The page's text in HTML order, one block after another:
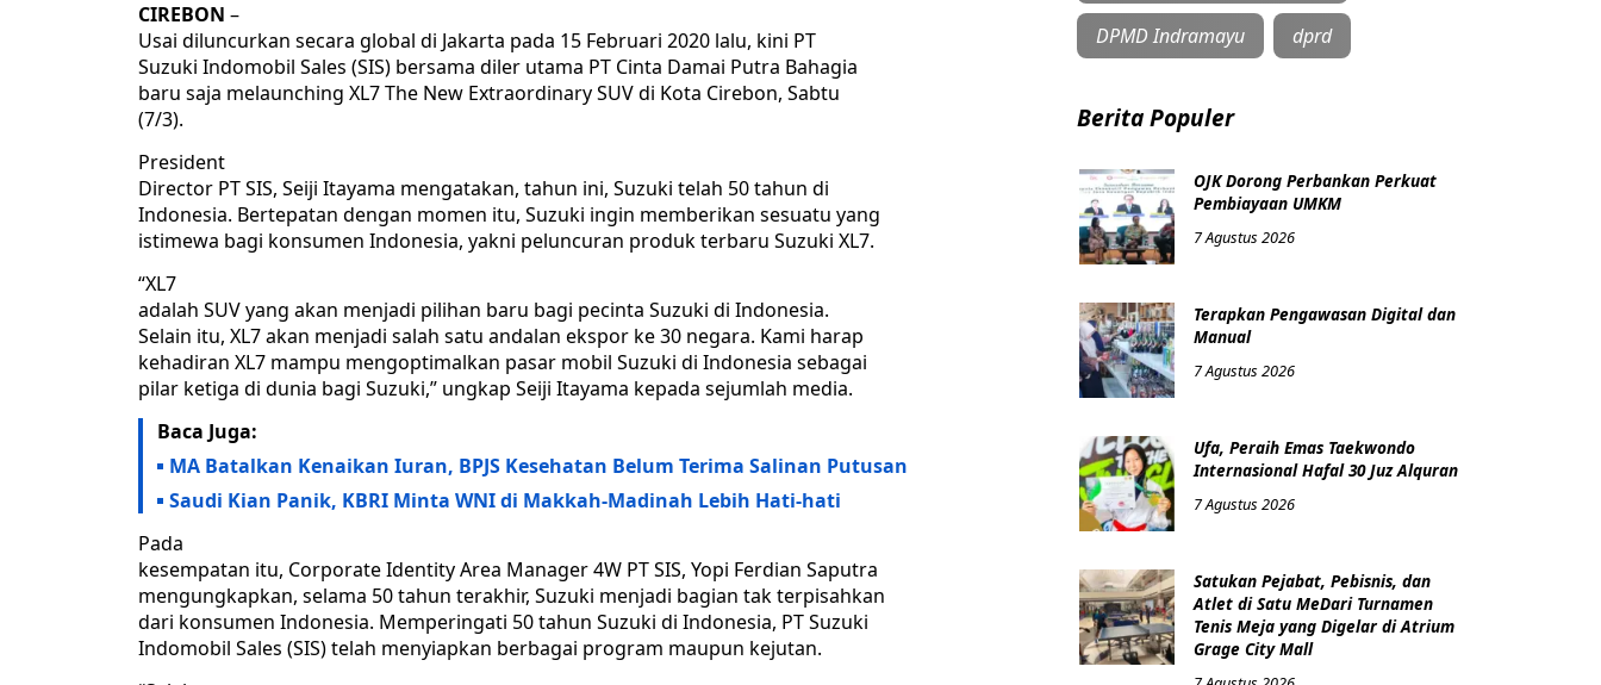
CIREBON –
Usai diluncurkan secara global di Jakarta pada 15 Februari 2020 lalu, kini PT
Suzuki Indomobil Sales (SIS) bersama diler utama PT Cinta Damai Putra Bahagia
baru saja melaunching XL7 The New Extraordinary SUV di Kota Cirebon, Sabtu
(7/3).
President
Director PT SIS, Seiji Itayama mengatakan, tahun ini, Suzuki telah 50 tahun di
Indonesia. Bertepatan dengan momen itu, Suzuki ingin memberikan sesuatu yang
istimewa bagi konsumen Indonesia, yakni peluncuran produk terbaru Suzuki XL7.
“XL7
adalah SUV yang akan menjadi pilihan baru bagi pecinta Suzuki di Indonesia.
Selain itu, XL7 akan menjadi salah satu andalan ekspor ke 30 negara. Kami harap
kehadiran XL7 mampu mengoptimalkan pasar mobil Suzuki di Indonesia sebagai
pilar ketiga di dunia bagi Suzuki,” ungkap Seiji Itayama kepada sejumlah media.
Baca Juga:
MA Batalkan Kenaikan Iuran, BPJS Kesehatan Belum Terima Salinan Putusan
Saudi Kian Panik, KBRI Minta WNI di Makkah-Madinah Lebih Hati-hati
Pada
kesempatan itu, Corporate Identity Area Manager 4W PT SIS, Yopi Ferdian Saputra
mengungkapkan, selama 50 tahun terakhir, Suzuki menjadi bagian tak terpisahkan
dari konsumen Indonesia. Memperingati 50 tahun Suzuki di Indonesia, PT Suzuki
Indomobil Sales (SIS) telah menyiapkan berbagai program maupun kejutan.
DPMD Indramayu dprd
Berita Populer
OJK Dorong Perbankan Perkuat
Pembiayaan UMKM
7 Agustus 2026
Terapkan Pengawasan Digital dan
Manual
7 Agustus 2026
Ufa, Peraih Emas Taekwondo
Internasional Hafal 30 Juz Alquran
7 Agustus 2026
Satukan Pejabat, Pebisnis, dan
Atlet di Satu MeDari Turnamen
Tenis Meja yang Digelar di Atrium
Grage City Mall